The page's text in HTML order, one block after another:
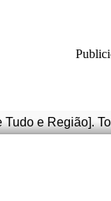
e Região].